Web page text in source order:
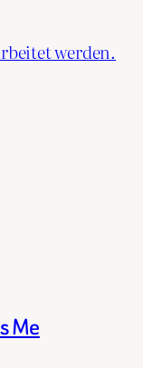
werden.
Me